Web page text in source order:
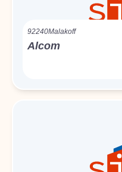
92240Malakoff
Alcom